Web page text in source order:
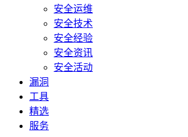
安全运维
安全技术
安全经验
安全资讯
安全活动
漏洞
工具
精选
服务